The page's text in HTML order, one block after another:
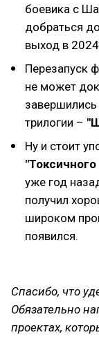
боевика с
добраться
выход в
Перезапуск
не может
трилогии –
Ну и стоит
уже год
получил
широком
появился.
Спасибо, что
Обязательно
проектах,